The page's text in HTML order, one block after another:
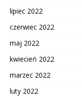
lipiec 2022
czerwiec 2022
maj 2022
kwiecień 2022
marzec 2022
luty 2022